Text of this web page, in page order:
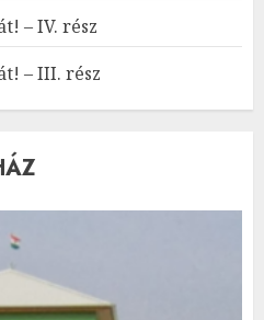
– IV. rész
– III. rész